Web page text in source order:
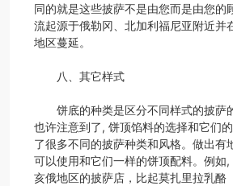
同的就是这些披萨不是由您而是由您的
流起源于俄勒冈、北加利福尼亚附近并
地区蔓延。
八、其它样式
饼底的种类是区分不同样式的披萨
也许注意到了, 饼顶馅料的选择和它们
了很多不同的披萨种类和风格。做出有
可以使用和它们一样的饼顶配料。例如
亥俄地区的披萨店，比起莫扎里拉乳酪